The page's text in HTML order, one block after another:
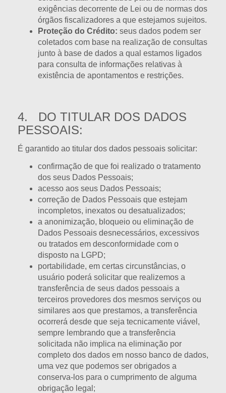
exigências decorrente de Lei ou de normas dos
órgãos fiscalizadores a que estejamos sujeitos.
Proteção do Crédito: seus dados podem ser
coletados com base na realização de consultas
junto à base de dados a qual estamos ligados
para consulta de informações relativas à
existência de apontamentos e restrições.
4. DO TITULAR DOS DADOS
PESSOAIS:
É garantido ao titular dos dados pessoais solicitar:
confirmação de que foi realizado o tratamento
dos seus Dados Pessoais;
acesso aos seus Dados Pessoais;
correção de Dados Pessoais que estejam
incompletos, inexatos ou desatualizados;
a anonimização, bloqueio ou eliminação de
Dados Pessoais desnecessários, excessivos
ou tratados em desconformidade com o
disposto na LGPD;
portabilidade, em certas circunstâncias, o
usuário poderá solicitar que realizemos a
transferência de seus dados pessoais a
terceiros provedores dos mesmos serviços ou
similares aos que prestamos, a transferência
ocorrerá desde que seja tecnicamente viável,
sempre lembrando que a transferência
solicitada não implica na eliminação por
completo dos dados em nosso banco de dados,
uma vez que podemos ser obrigados a
conserva-los para o cumprimento de alguma
obrigação legal;